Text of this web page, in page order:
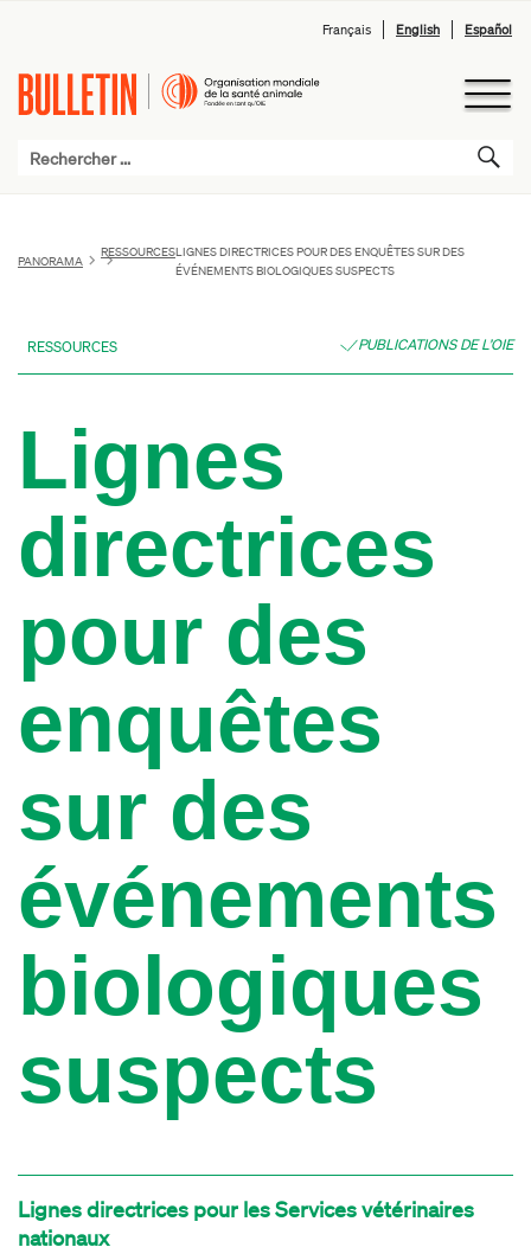
Français English Español
PANORAMA
RESSOURCESLIGNES DIRECTRICES POUR DES ENQUÊTES SUR DES
ÉVÉNEMENTS BIOLOGIQUES SUSPECTS
RESSOURCES PUBLICATIONS DE L’OIE
Lignes
directrices
pour des
enquêtes
sur des
événements
biologiques
suspects
Lignes directrices pour les Services vétérinaires
nationaux